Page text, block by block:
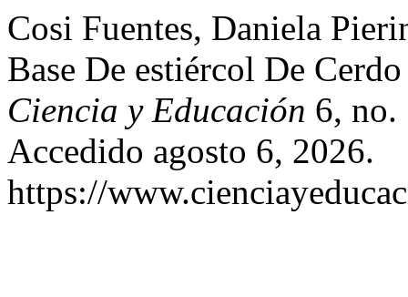
Cosi Fuentes, Daniela
Base De estiércol De
Ciencia y Educación 6,
Accedido agosto 6, 2026.
https://